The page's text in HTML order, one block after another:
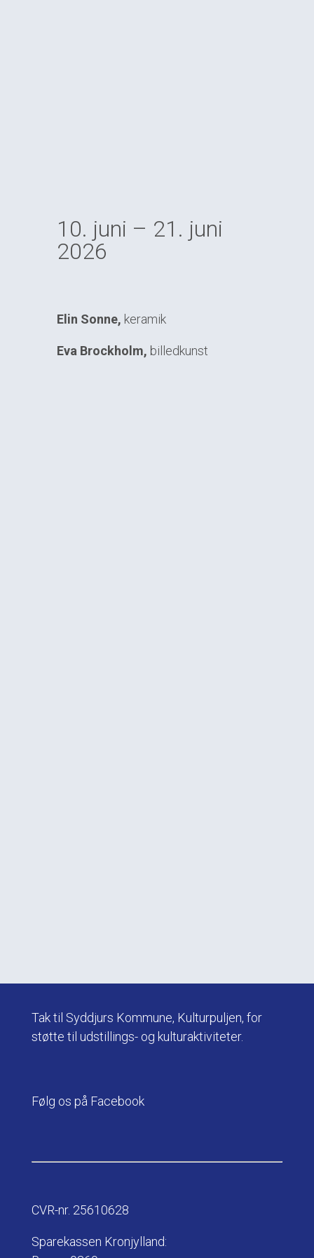
10. juni – 21. juni
2026
Elin Sonne, keramik
Eva Brockholm, billedkunst
Tak til Syddjurs Kommune, Kulturpuljen, for
støtte til udstillings- og kulturaktiviteter.
Følg os på Facebook
CVR-nr. 25610628
Sparekassen Kronjylland: